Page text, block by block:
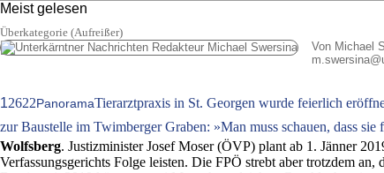
Meist gelesen
Überkategorie (Aufreißer)
Von Michael
m.swersina@
12622PanoramaTierarztpraxis in St. Georgen wurde feierlich
zur Baustelle im Twimberger Graben: »Man muss schauen, dass sie
Wolfsberg. Justizminister Josef Moser (ÖVP) plant ab 1. Jänner
Verfassungsgerichts Folge leisten. Die FPÖ strebt aber trotzdem